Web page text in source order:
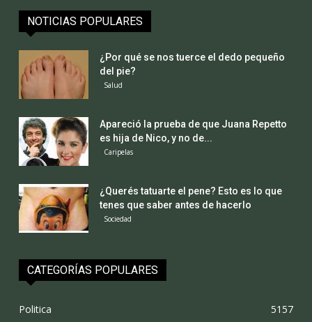
NOTICIAS POPULARES
¿Por qué se nos tuerce el dedo pequeño
del pie?
Salud
Apareció la prueba de que Juana Repetto
es hija de Nico, y no de...
Caripelas
¿Querés tatuarte el pene? Esto es lo que
tenes que saber antes de hacerlo
Sociedad
CATEGORÍAS POPULARES
Politica
5157